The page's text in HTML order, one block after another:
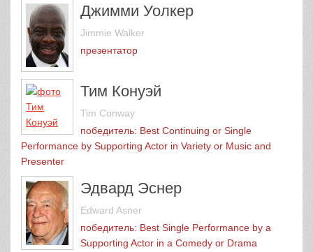
Джимми Уолкер
Jimmie Walker
презентатор
Тим Конуэй
Tim Conway
победитель: Best Continuing or Single
Performance by Supporting Actor in Variety or Music and
Presenter
Эдвард Эснер
Edward Asner
победитель: Best Single Performance by a
Supporting Actor in a Comedy or Drama